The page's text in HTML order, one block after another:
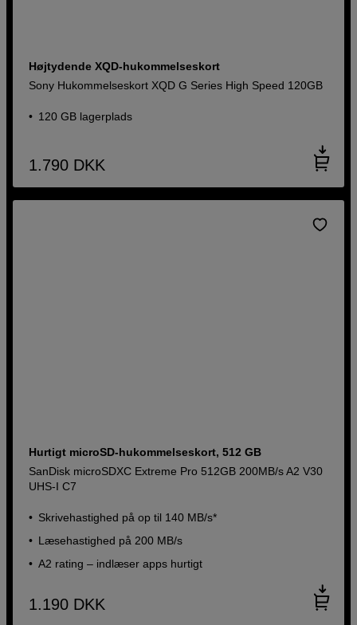
Højtydende XQD-hukommelseskort
Sony Hukommelseskort XQD G Series High Speed 120GB
120 GB lagerplads
1.790 DKK
Hurtigt microSD-hukommelseskort, 512 GB
SanDisk microSDXC Extreme Pro 512GB 200MB/s A2 V30
UHS-I C7
Skrivehastighed på op til 140 MB/s*
Læsehastighed på 200 MB/s
A2 rating – indlæser apps hurtigt
1.190 DKK